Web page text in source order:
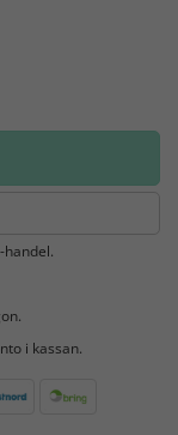
i kassan.